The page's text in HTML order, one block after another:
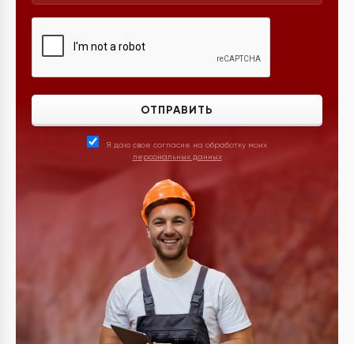
ОТПРАВИТЬ
Я даю свое согласие на обработку моих
персональных данных